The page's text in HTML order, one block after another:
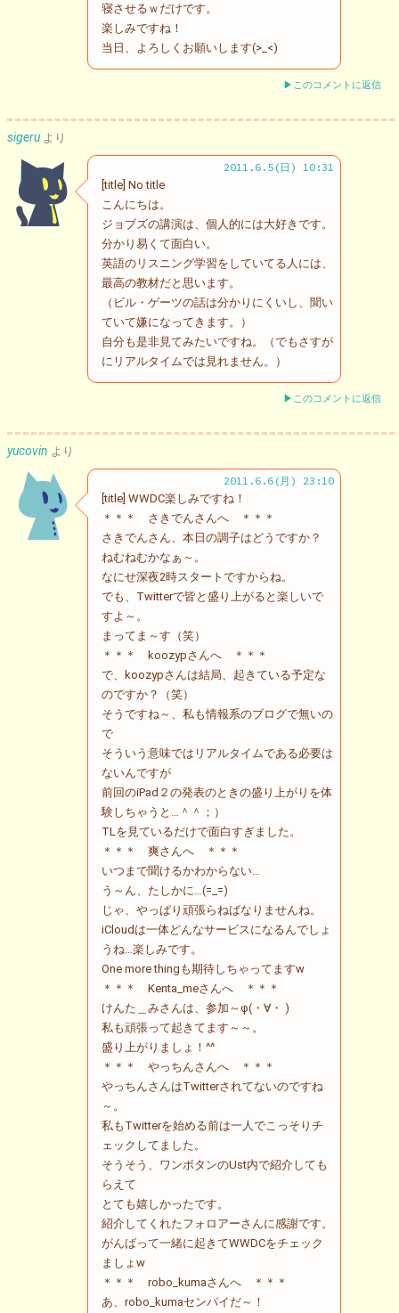
寝させるｗだけです。
楽しみですね！
当日、よろしくお願いします(>_<)ゞ
▶このコメントに返信
sigeru より
2011.6.5(日) 10:31
[title] No title
こんにちは。
ジョブズの講演は、個人的には大好きです。
分かり易くて面白い。
英語のリスニング学習をしていてる人には、
最高の教材だと思います。
（ビル・ゲーツの話は分かりにくいし、聞い
ていて嫌になってきます。）
自分も是非見てみたいですね。（でもさすが
にリアルタイムでは見れません。）
▶このコメントに返信
yucovin より
2011.6.6(月) 23:10
[title] WWDC楽しみですね！
＊＊＊ さきでんさんへ ＊＊＊
さきでんさん、本日の調子はどうですか？
ねむねむかなぁ～。
なにせ深夜2時スタートですからね。
でも、Twitterで皆と盛り上がると楽しいで
すよ～。
まってま～す（笑）
＊＊＊ koozypさんへ ＊＊＊
で、koozypさんは結局、起きている予定な
のですか？（笑）
そうですね～、私も情報系のブログで無いの
で
そういう意味ではリアルタイムである必要は
ないんですが
前回のiPad２の発表のときの盛り上がりを体
験しちゃうと…＾＾；）
TLを見ているだけで面白すぎました。
＊＊＊ 爽さんへ ＊＊＊
いつまで聞けるかわからない…
う～ん、たしかに…(=_=)
じゃ、やっぱり頑張らねばなりませんね。
iCloudは一体どんなサービスになるんでしょ
うね…楽しみです。
One more thingも期待しちゃってますw
＊＊＊ Kenta_meさんへ ＊＊＊
けんた＿みさんは、参加～φ(・∀・ )
私も頑張って起きてます～～。
盛り上がりましょ！^^
＊＊＊ やっちんさんへ ＊＊＊
やっちんさんはTwitterされてないのですね
～。
私もTwitterを始める前は一人でこっそりチ
ェックしてました。
そうそう、ワンボタンのUst内で紹介しても
らえて
とても嬉しかったです。
紹介してくれたフォロアーさんに感謝です。
がんばって一緒に起きてWWDCをチェック
ましょw
＊＊＊ robo_kumaさんへ ＊＊＊
あ、robo_kumaセンパイだ～！